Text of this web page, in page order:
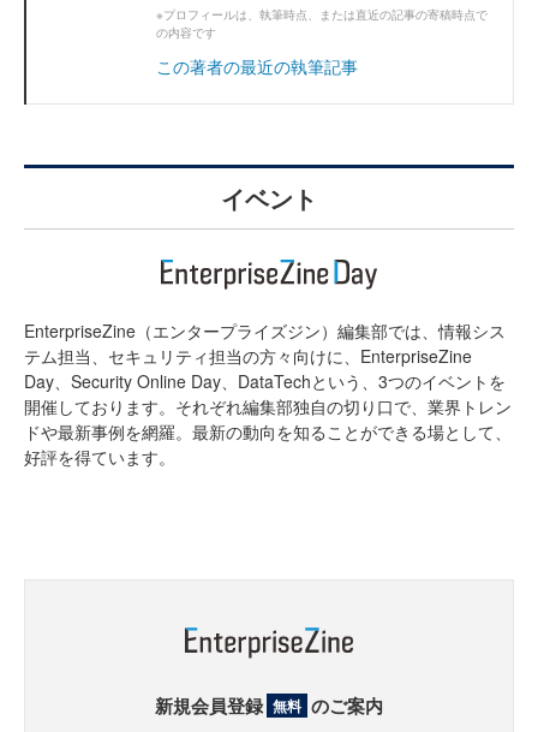
※プロフィールは、執筆時点、または直近の記事の寄稿時点で
の内容です
この著者の最近の執筆記事
イベント
EnterpriseZine（エンタープライズジン）編集部では、情報シス
テム担当、セキュリティ担当の方々向けに、EnterpriseZine
Day、Security Online Day、DataTechという、3つのイベントを
開催しております。それぞれ編集部独自の切り口で、業界トレン
ドや最新事例を網羅。最新の動向を知ることができる場として、
好評を得ています。
新規会員登録 無料 のご案内